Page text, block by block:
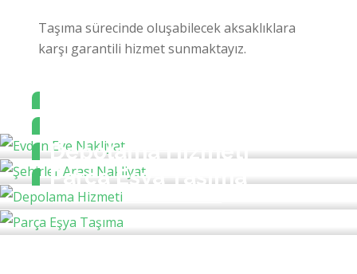
Taşıma sürecinde oluşabilecek aksaklıklara
karşı garantili hizmet sunmaktayız.
Depolama Hizmeti
Parça Eşya Taşıma